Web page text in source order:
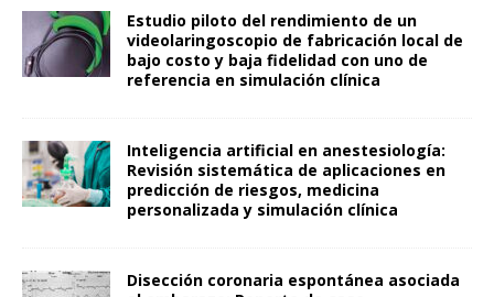
Estudio piloto del rendimiento de un
videolaringoscopio de fabricación local de
bajo costo y baja fidelidad con uno de
referencia en simulación clínica
Inteligencia artificial en anestesiología:
Revisión sistemática de aplicaciones en
predicción de riesgos, medicina
personalizada y simulación clínica
Disección coronaria espontánea asociada